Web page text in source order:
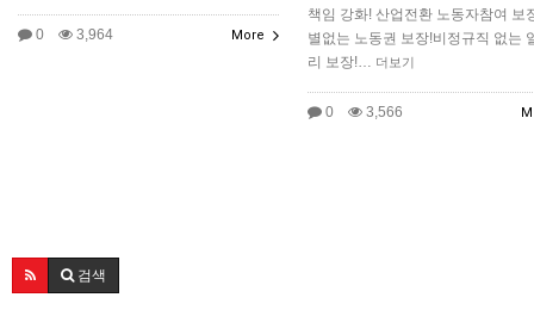
0 3,964 More
책임 강화! 산업전환 노동자참여 보
별없는 노동권 보장!비정규직 없는
리 보장!…
더보기
0 3,566
검색